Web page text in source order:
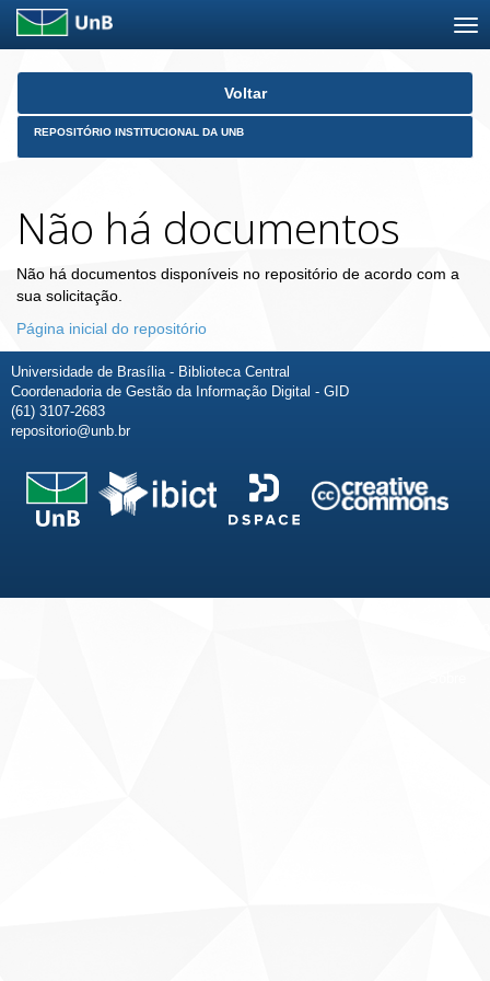
Skip
Voltar
REPOSITÓRIO INSTITUCIONAL DA UNB
Não há documentos
Não há documentos disponíveis no repositório de acordo com a
sua solicitação.
Página inicial do repositório
Universidade de Brasília - Biblioteca Central
Coordenadoria de Gestão da Informação Digital - GID
(61) 3107-2683
repositorio@unb.br